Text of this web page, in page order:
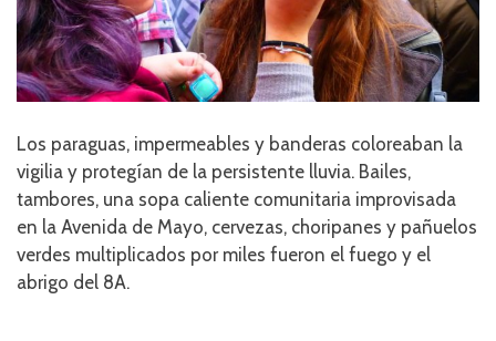
Los paraguas, impermeables y banderas coloreaban la
vigilia y protegían de la persistente lluvia. Bailes,
tambores, una sopa caliente comunitaria improvisada
en la Avenida de Mayo, cervezas, choripanes y pañuelos
verdes multiplicados por miles fueron el fuego y el
abrigo del 8A.